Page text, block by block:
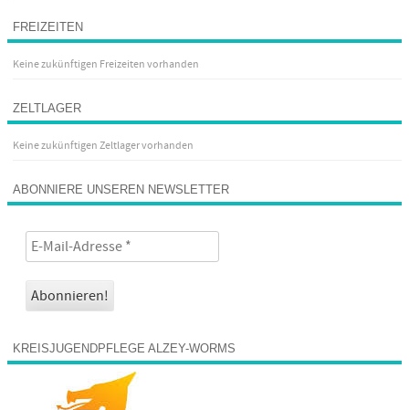
FREIZEITEN
Keine zukünftigen Freizeiten vorhanden
ZELTLAGER
Keine zukünftigen Zeltlager vorhanden
ABONNIERE UNSEREN NEWSLETTER
KREISJUGENDPFLEGE ALZEY-WORMS